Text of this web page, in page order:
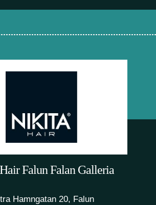
Falun Falan Galleria
Hamngatan 20, Falun